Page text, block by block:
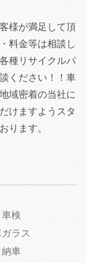
様が満足して頂
料金等は相談し
種リサイクルパ
ください！！車
域密着の当社に
けますようスタ
ります。
検
ラス
車